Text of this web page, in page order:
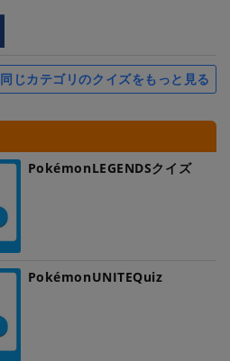
同じカテゴリのクイズをもっと見る
PokémonLEGENDSクイズ
PokémonUNITEQuiz